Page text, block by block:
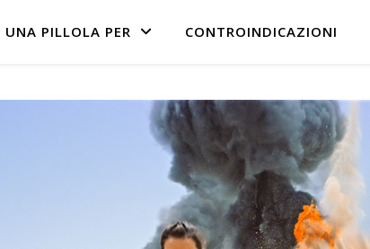
UNA PILLOLA PER CONTROINDICAZIONI